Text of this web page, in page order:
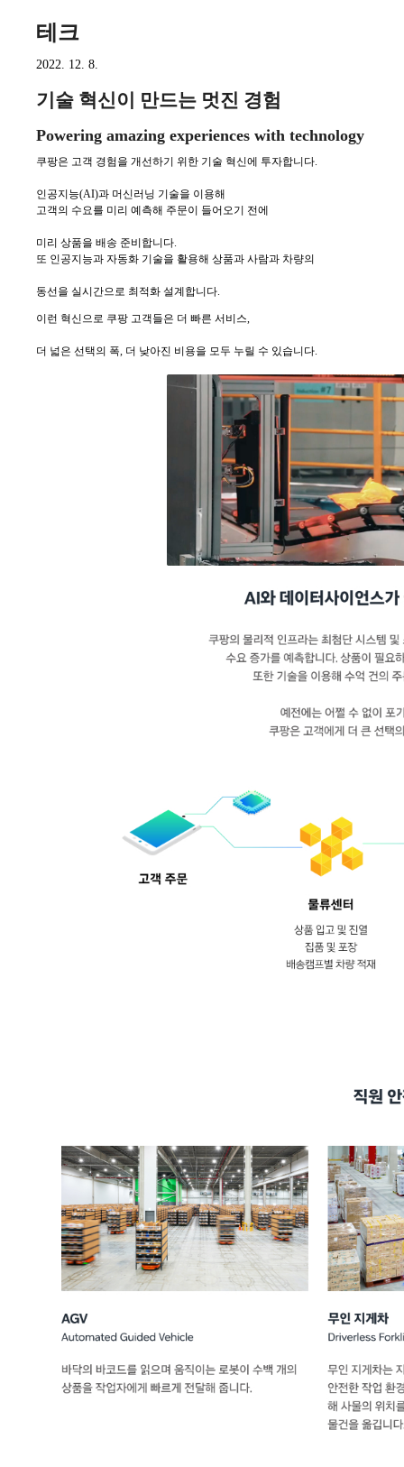
테크
2022. 12. 8.
기술 혁신이 만드는 멋진 경험
Powering amazing experiences with technology
쿠팡은 고객 경험을 개선하기 위한 기술 혁신에 투자합니다.
인공지능(AI)과 머신러닝 기술을 이용해
고객의 수요를 미리 예측해 주문이 들어오기 전에
미리 상품을 배송 준비합니다.
또 인공지능과 자동화 기술을 활용해 상품과 사람과 차량의
동선을 실시간으로 최적화 설계합니다.
이런 혁신으로 쿠팡 고객들은 더 빠른 서비스,
더 넓은 선택의 폭, 더 낮아진 비용을 모두 누릴 수 있습니다.